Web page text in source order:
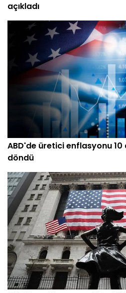
açıkladı
ABD'de üretici enflasyonu
döndü